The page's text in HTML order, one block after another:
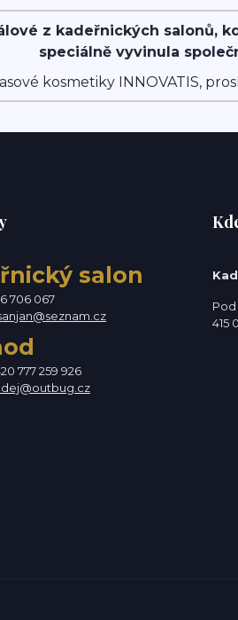
z kadeřnických salonů,
speciálně vyvinula
kosmetiky INNOVATIS,
salon
706 067
777 259 926
Pod
415